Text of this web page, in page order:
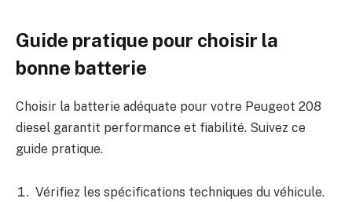
Guide pratique pour choisir la
bonne batterie
Choisir la batterie adéquate pour votre Peugeot 208
diesel garantit performance et fiabilité. Suivez ce
guide pratique.
Vérifiez les spécifications techniques du véhicule.